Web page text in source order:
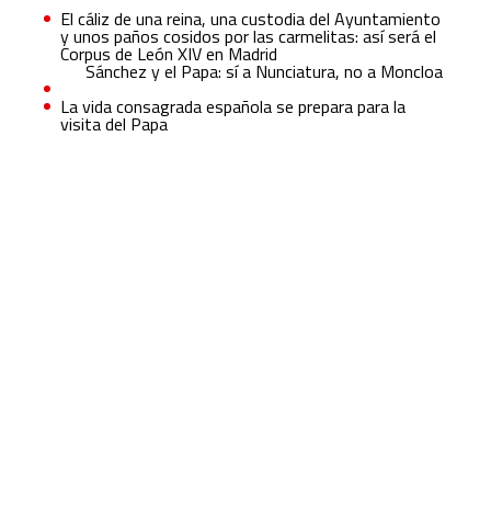
El cáliz de una reina, una custodia del Ayuntamiento
y unos paños cosidos por las carmelitas: así será el
Corpus de León XIV en Madrid
Sánchez y el Papa: sí a Nunciatura, no a Moncloa
La vida consagrada española se prepara para la
visita del Papa